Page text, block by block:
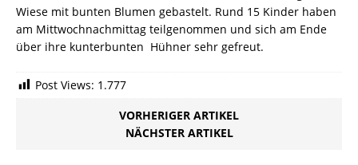
Wiese mit bunten Blumen gebastelt. Rund 15 Kinder haben
am Mittwochnachmittag teilgenommen und sich am Ende
über ihre kunterbunten Hühner sehr gefreut.
Post Views: 1.777
VORHERIGER ARTIKEL
NÄCHSTER ARTIKEL